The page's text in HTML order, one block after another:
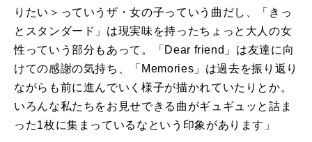
りたい＞っていうザ・女の子っていう曲だし、「きっ
とスタンダード」は現実味を持ったちょっと大人の女
性っていう部分もあって。「 Dear friend 」は友達に向
けての感謝の気持ち、「 Memories 」は過去を振り返り
ながらも前に進んでいく様子が描かれていたりとか。
いろんな私たちをお見せできる曲がギュギュッと詰ま
った1枚に集まっているなという印象があります」